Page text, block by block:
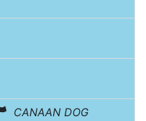
CANAAN DOG